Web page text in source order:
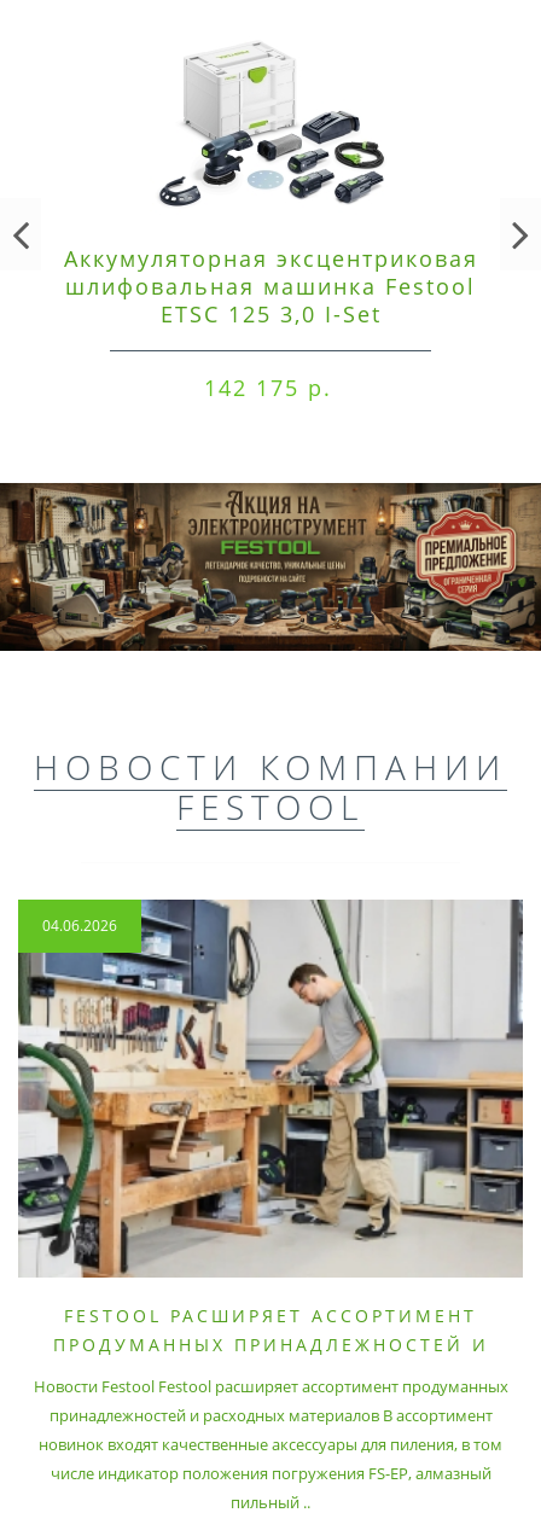
Аккумуляторная эксцентриковая
шлифовальная машинка Festool
ETSC 125 3,0 I-Set
142 175 р.
НОВОСТИ КОМПАНИИ
FESTOOL
04.06.2026
FESTOOL РАСШИРЯЕТ АССОРТИМЕНТ
ПРОДУМАННЫХ ПРИНАДЛЕЖНОСТЕЙ И
Новости Festool Festool расширяет ассортимент продуманных
принадлежностей и расходных материалов В ассортимент
новинок входят качественные аксессуары для пиления, в том
числе индикатор положения погружения FS-EP, алмазный
пильный ..